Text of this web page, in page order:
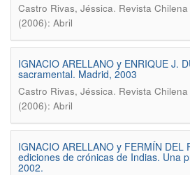
Castro Rivas, Jéssica. Revista
(2006): Abril
IGNACIO ARELLANO y ENRIQUE J.
sacramental. Madrid, 2003
Castro Rivas, Jéssica. Revista
(2006): Abril
IGNACIO ARELLANO y FERMÍN DEL
ediciones de crónicas de Indias. Una
2002.